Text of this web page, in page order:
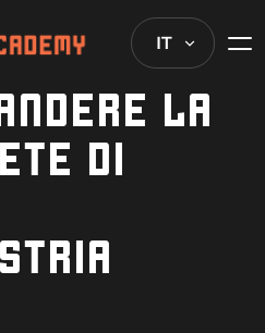
IT
LA
DI